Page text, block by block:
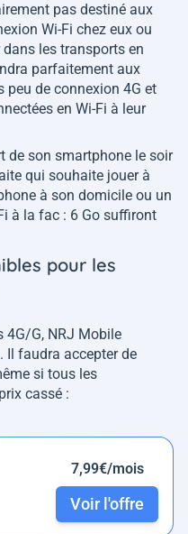
pas destiné aux
Wi-Fi chez eux ou
les transports en
parfaitement aux
peu de connexion 4G et
en Wi-Fi à leur
de son smartphone le soir
qui souhaite jouer à
à son domicile ou un
à la fac : 6 Go suffiront
pour les
4G/G, NRJ Mobile
Il faudra accepter de
si tous les
cassé :
7,99€/mois
Voir l'offre